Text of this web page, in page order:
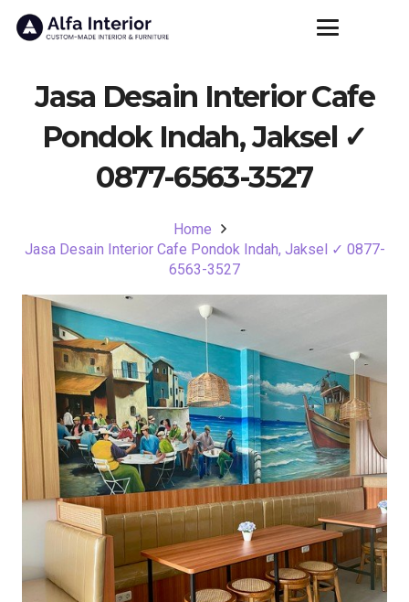
Jasa Desain Interior Cafe
Pondok Indah, Jaksel ✓
0877-6563-3527
Home
Jasa Desain Interior Cafe Pondok Indah, Jaksel ✓ 0877-
6563-3527